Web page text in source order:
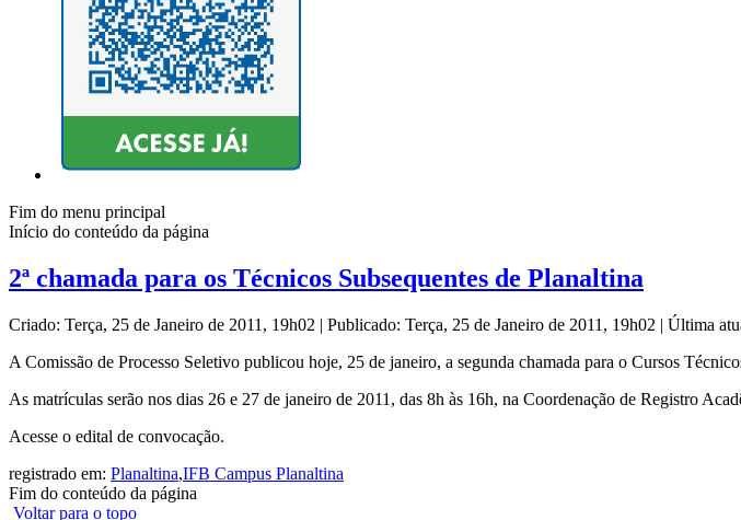
Fim do menu principal
Início do conteúdo da página
2ª chamada para os Técnicos Subsequentes de Planaltina
Criado: Terça, 25 de Janeiro de 2011, 19h02 | Publicado: Terça, 25 de Janeiro de 2011, 19h02 | Última
A Comissão de Processo Seletivo publicou hoje, 25 de janeiro, a segunda chamada para o Cursos
As matrículas serão nos dias 26 e 27 de janeiro de 2011, das 8h às 16h, na Coordenação de Registro
Acesse o edital de convocação.
registrado em: Planaltina,IFB Campus Planaltina
Fim do conteúdo da página
Voltar para o topo